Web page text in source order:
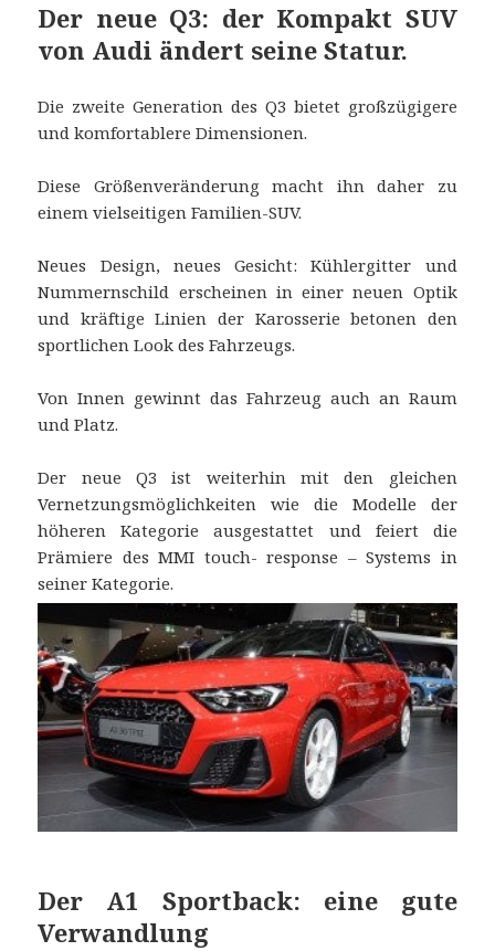
Der neue Q3: der Kompakt SUV
von Audi ändert seine Statur.
Die zweite Generation des Q3 bietet großzügigere
und komfortablere Dimensionen.
Diese Größenveränderung macht ihn daher zu
einem vielseitigen Familien-SUV.
Neues Design, neues Gesicht: Kühlergitter und
Nummernschild erscheinen in einer neuen Optik
und kräftige Linien der Karosserie betonen den
sportlichen Look des Fahrzeugs.
Von Innen gewinnt das Fahrzeug auch an Raum
und Platz.
Der neue Q3 ist weiterhin mit den gleichen
Vernetzungsmöglichkeiten wie die Modelle der
höheren Kategorie ausgestattet und feiert die
Prämiere des MMI touch- response – Systems in
seiner Kategorie.
Der A1 Sportback: eine gute
Verwandlung